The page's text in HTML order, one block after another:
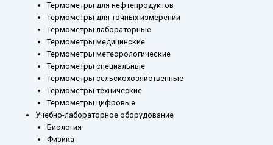
Термометры для нефтепродуктов
Термометры для точных измерений
Термометры лабораторные
Термометры медицинские
Термометры метеорологические
Термометры специальные
Термометры сельскохозяйственные
Термометры технические
Термометры цифровые
Учебно-лабораторное оборудование
Биология
Физика